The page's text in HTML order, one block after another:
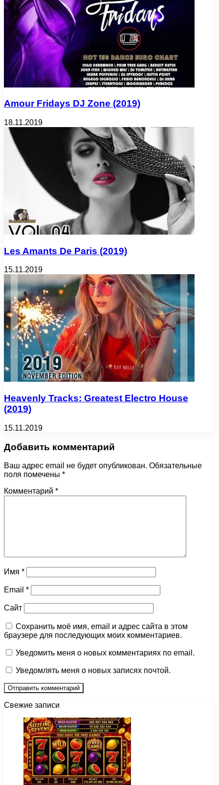
Amour Fridays DJ Zone (2019)
18.11.2019
Les Amants De Paris (2019)
15.11.2019
Heavenly Tracks: Greatest Electro House
(2019)
15.11.2019
Добавить комментарий
Ваш адрес email не будет опубликован. Обязательные
поля помечены *
Комментарий *
Имя *
Email *
Сайт
Сохранить моё имя, email и адрес сайта в этом
браузере для последующих моих комментариев.
Уведомить меня о новых комментариях по email.
Уведомлять меня о новых записях почтой.
Свежие записи